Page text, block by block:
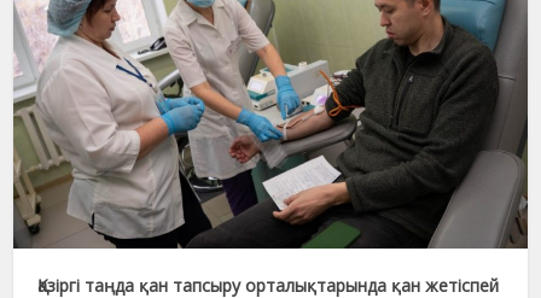
Қазіргі таңда қан тапсыру орталықтарында қан жетіспей